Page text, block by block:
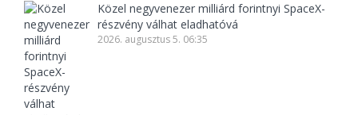
Közel negyvenezer milliárd forintnyi SpaceX-
részvény válhat eladhatóvá
2026. augusztus 5. 06:35